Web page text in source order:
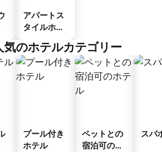
アパートス
タイルホテ
のホテルカテゴリー
プール付き
ホテル
ペットとの
宿泊可のホ
スパ